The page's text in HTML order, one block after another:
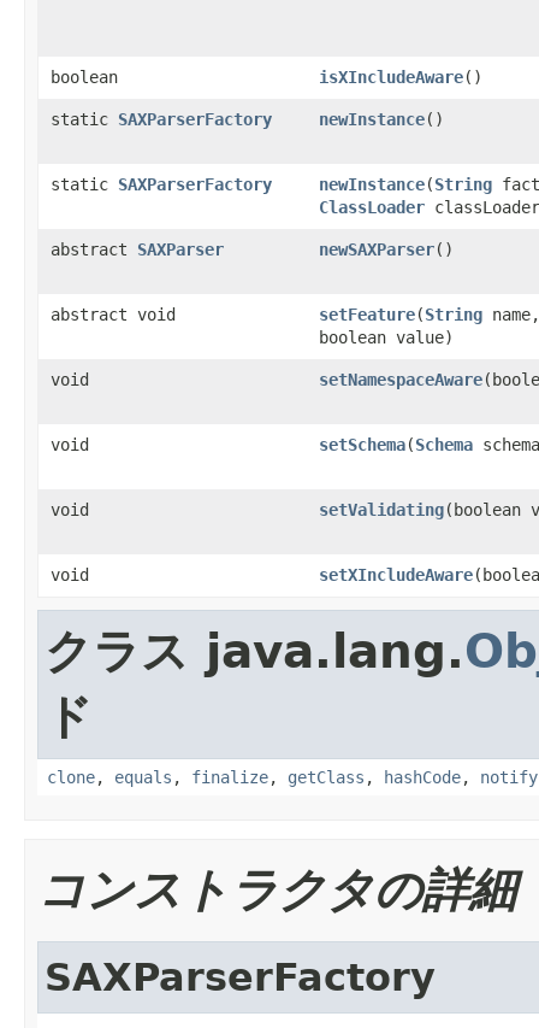
boolean isXIncludeAware()
static SAXParserFactory newInstance()
static SAXParserFactory newInstance(String
ClassLoader
abstract SAXParser newSAXParser()
abstract void setFeature(String name,
boolean value)
void setNamespaceAware
void setSchema(Schema
void setValidating(boolean
void setXIncludeAware
クラス java.lang.
ド
clone, equals , finalize, getClass , hashCode, notify
コンストラクタの詳細
SAXParserFactory